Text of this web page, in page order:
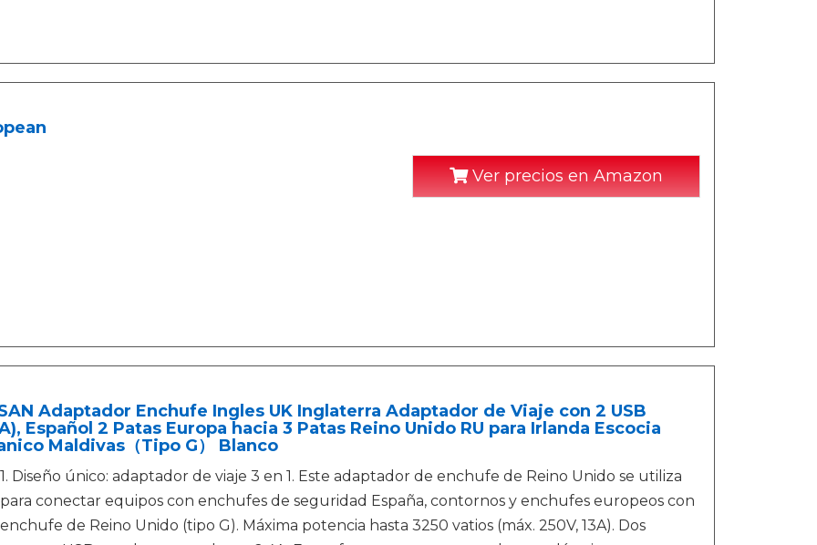
Ver precios en Amazon
Adaptador Enchufe Ingles UK Inglaterra Adaptador de Viaje con 2 USB
Español 2 Patas Europa hacia 3 Patas Reino Unido RU para Irlanda Escocia
Maldivas（Tipo G） Blanco
1. Diseño único: adaptador de viaje 3 en 1. Este adaptador de enchufe de Reino Unido se utiliza
para conectar equipos con enchufes de seguridad España, contornos y enchufes europeos con
enchufe de Reino Unido (tipo G). Máxima potencia hasta 3250 vatios (máx. 250V, 13A). Dos